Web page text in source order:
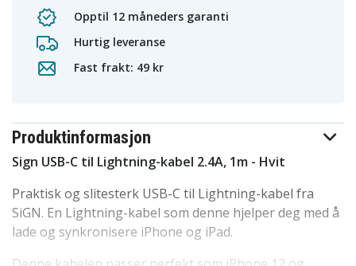
Opptil 12 måneders garanti
Hurtig leveranse
Fast frakt: 49 kr
Produktinformasjon
Sign USB-C til Lightning-kabel 2.4A, 1m - Hvit
Praktisk og slitesterk USB-C til Lightning-kabel fra
SiGN. En Lightning-kabel som denne hjelper deg med å
lade og synkronisere iPhone og iPad.